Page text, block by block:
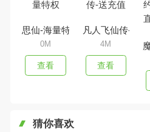
思仙-海量特权
0M
查看
凡人飞仙传-送
4M
查看
猜你喜欢